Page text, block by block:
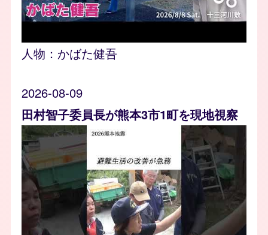
人物： かばた健吾
2026-08-09
田村智子委員長が熊本3市1町を現地視察